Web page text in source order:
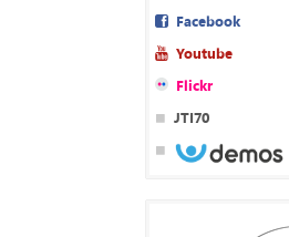
Facebook
Youtube
Flickr
JTI70